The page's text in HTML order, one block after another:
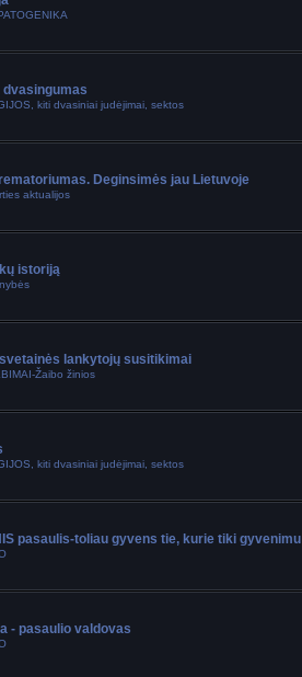
dvasingumas
kiti dvasiniai judėjimai, sektos
Deginsimės jau Lietuvoje
aktualijos
istoriją
svetainės lankytojų susitikimai
Žaibo žinios
kiti dvasiniai judėjimai, sektos
pasaulis-toliau gyvens tie, kurie tiki gyvenimu
- pasaulio valdovas